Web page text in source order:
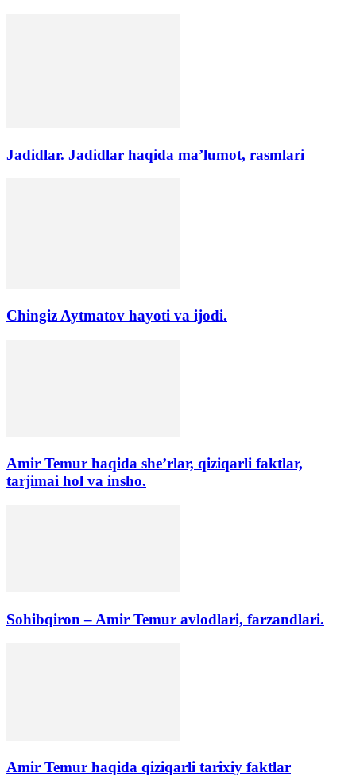
Jadidlar. Jadidlar haqida ma’lumot, rasmlari
Chingiz Aytmatov hayoti va ijodi.
Amir Temur haqida she’rlar, qiziqarli faktlar,
tarjimai hol va insho.
Sohibqiron – Amir Temur avlodlari, farzandlari.
Amir Temur haqida qiziqarli tarixiy faktlar